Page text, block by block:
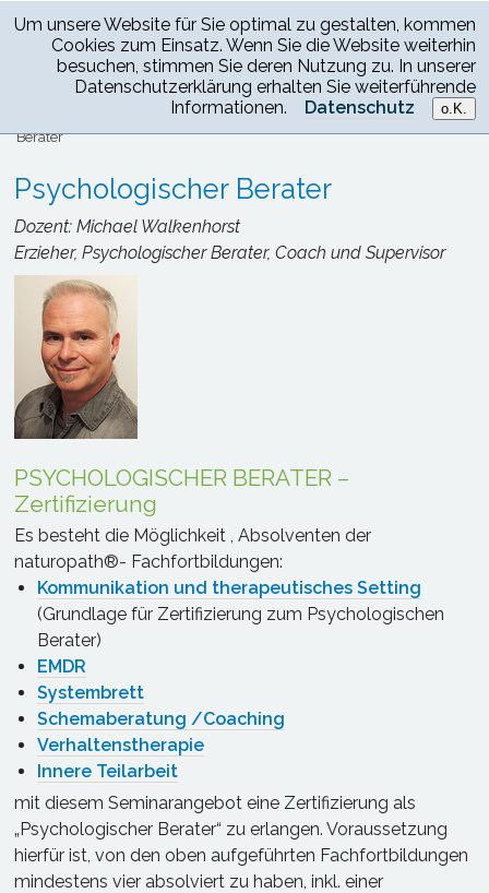
Fortbildungen> Psychologischer
Berater
Psychologischer Berater
Dozent: Michael Walkenhorst
Erzieher, Psychologischer Berater, Coach und Supervisor
PSYCHOLOGISCHER BERATER –
Zertifizierung
Es besteht die Möglichkeit , Absolventen der
naturopath®- Fachfortbildungen:
Kommunikation und therapeutisches Setting
(Grundlage für Zertifizierung zum Psychologischen
Berater)
EMDR
Systembrett
Schemaberatung /Coaching
Verhaltenstherapie
Innere Teilarbeit
mit diesem Seminarangebot eine Zertifizierung als
„Psychologischer Berater“ zu erlangen. Voraussetzung
hierfür ist, von den oben aufgeführten Fachfortbildungen
mindestens vier absolviert zu haben, inkl. einer
Um unsere Website für Sie optimal zu gestalten, kommen
Cookies zum Einsatz. Wenn Sie die Website weiterhin
besuchen, stimmen Sie deren Nutzung zu. In unserer
Datenschutzerklärung erhalten Sie weiterführende
Informationen.
Datenschutz o.K.